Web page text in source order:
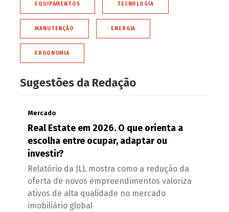
EQUIPAMENTOS TECNOLOGIA
MANUTENÇÃO ENERGIA
ERGONOMIA
Sugestões da Redação
Mercado
Real Estate em 2026. O que orienta a
escolha entre ocupar, adaptar ou
investir?
Relatório da JLL mostra como a redução da
oferta de novos empreendimentos valoriza
ativos de alta qualidade no mercado
imobiliário global